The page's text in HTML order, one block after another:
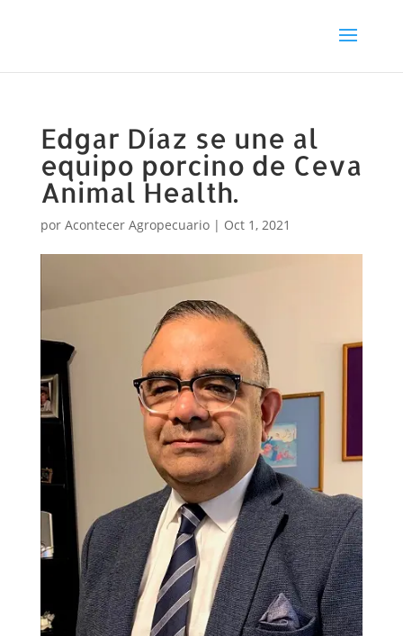
Edgar Díaz se une al
equipo porcino de Ceva
Animal Health.
por Acontecer Agropecuario| Oct 1, 2021